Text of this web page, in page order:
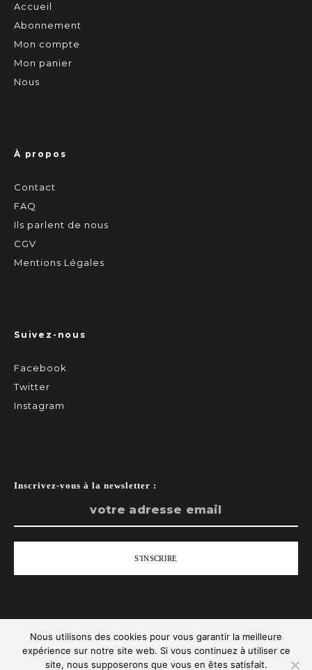
Accueil
Abonnement
Mon compte
Mon panier
Nous
À propos
Contact
FAQ
Ils parlent de nous
CGV
Mentions Légales
Suivez-nous
Facebook
Twitter
Instagram
Inscrivez-vous à la newsletter :
Tous droits réservés - Zist
Remonter
Nous utilisons des cookies pour vous garantir la meilleure
expérience sur notre site web. Si vous continuez à utiliser ce
site, nous supposerons que vous en êtes satisfait.